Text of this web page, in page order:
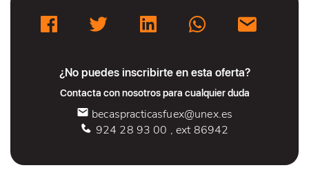
¿No puedes inscribirte en esta oferta?
Contacta con nosotros para cualquier duda
becaspracticasfuex@unex.es
924 28 93 00 , ext 86942